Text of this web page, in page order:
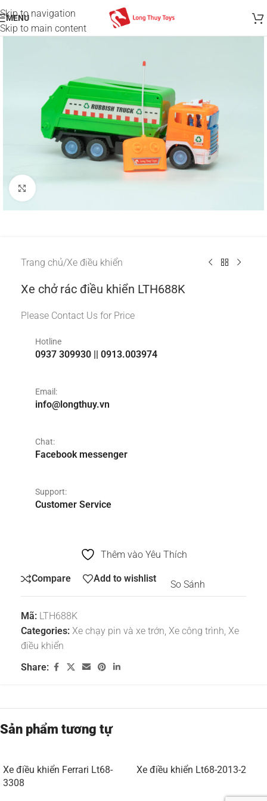
Skip to navigation
Skip to main content
MENU
Click to enlarge
Trang chủ/Xe điều khiển
Xe chở rác điều khiển LTH688K
Please Contact Us for Price
Hotline
0937 309930 || 0913.003974
Email:
info@longthuy.vn
Chat:
Facebook messenger
Support:
Customer Service
Thêm vào Yêu Thích
Compare Add to wishlist So Sánh
Mã: LTH688K
Categories: Xe chạy pin và xe trớn, Xe công trình, Xe
điều khiển
Share:
Sản phẩm tương tự
Xe điều khiển Ferrari Lt68-
3308
Xe điều khiển Lt68-2013-2